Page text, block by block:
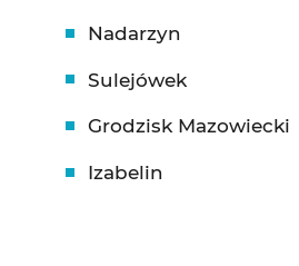
Nadarzyn
Sulejówek
Grodzisk Mazowiecki
Izabelin